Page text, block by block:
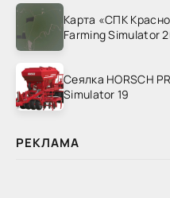
Карта «СПК
Farming Simulator
Сеялка HORSCH
Simulator 19
РЕКЛАМА